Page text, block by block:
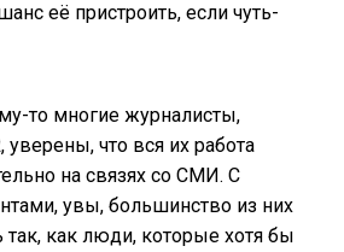
её пристроить, если чуть-
то многие журналисты,
что вся их работа
на связях со СМИ. С
увы, большинство из них
так, как люди, которые хотя бы